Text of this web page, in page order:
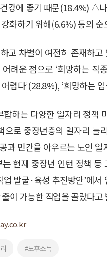
강에 좋기 때문(18.4%) △
화하기 위해(6.6%) 등의 순
고 차별이 여전히 존재하
려운 점으로 ‘희망하는 직
렵다’(28.8%), ‘희망하는
하는 다양한 일자리 정책
로 중장년층의 일자리 늘
과 민간을 아우르는 노인
현재 중장년 인턴 정책
발굴·육성 추진방안’에
이 가능한 직업을 골랐다고
#노후소득